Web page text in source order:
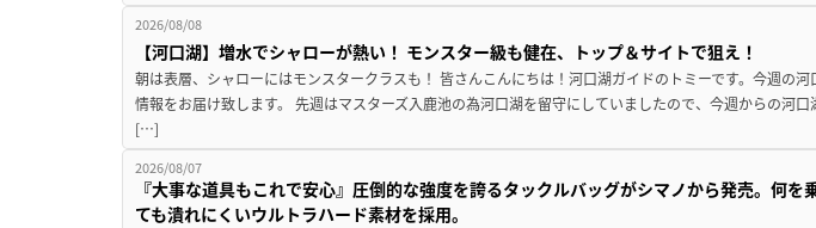
2026/08/08
【河口湖】増水でシャローが熱い！ モンスター級も健在、トップ＆サイトで狙え！
朝は表層、シャローにはモンスタークラスも！ 皆さんこんにちは！河口湖ガイドのトミーです。今週の河
情報をお届け致します。 先週はマスターズ入鹿池の為河口湖を留守にしていましたので、今週からの河口
[…]
2026/08/07
『大事な道具もこれで安心』圧倒的な強度を誇るタックルバッグがシマノから発売。何を
ても潰れにくいウルトラハード素材を採用。